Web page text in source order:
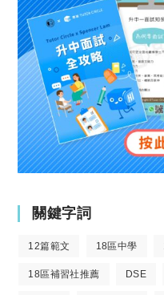
關鍵字詞
12篇範文 18區中學
18區補習社推薦 DSE